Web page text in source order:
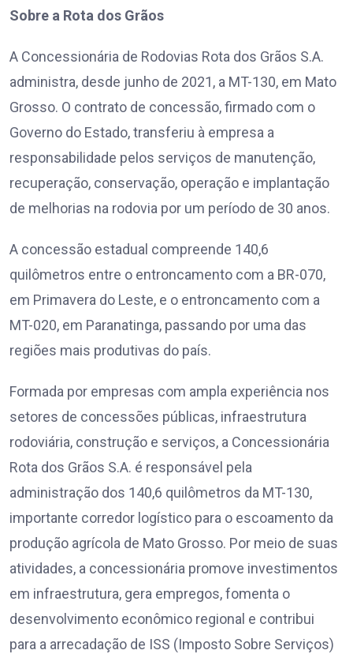
Sobre a Rota dos Grãos
A Concessionária de Rodovias Rota dos Grãos S.A.
administra, desde junho de 2021, a MT-130, em Mato
Grosso. O contrato de concessão, firmado com o
Governo do Estado, transferiu à empresa a
responsabilidade pelos serviços de manutenção,
recuperação, conservação, operação e implantação
de melhorias na rodovia por um período de 30 anos.
A concessão estadual compreende 140,6
quilômetros entre o entroncamento com a BR-070,
em Primavera do Leste, e o entroncamento com a
MT-020, em Paranatinga, passando por uma das
regiões mais produtivas do país.
Formada por empresas com ampla experiência nos
setores de concessões públicas, infraestrutura
rodoviária, construção e serviços, a Concessionária
Rota dos Grãos S.A. é responsável pela
administração dos 140,6 quilômetros da MT-130,
importante corredor logístico para o escoamento da
produção agrícola de Mato Grosso. Por meio de suas
atividades, a concessionária promove investimentos
em infraestrutura, gera empregos, fomenta o
desenvolvimento econômico regional e contribui
para a arrecadação de ISS (Imposto Sobre Serviços)